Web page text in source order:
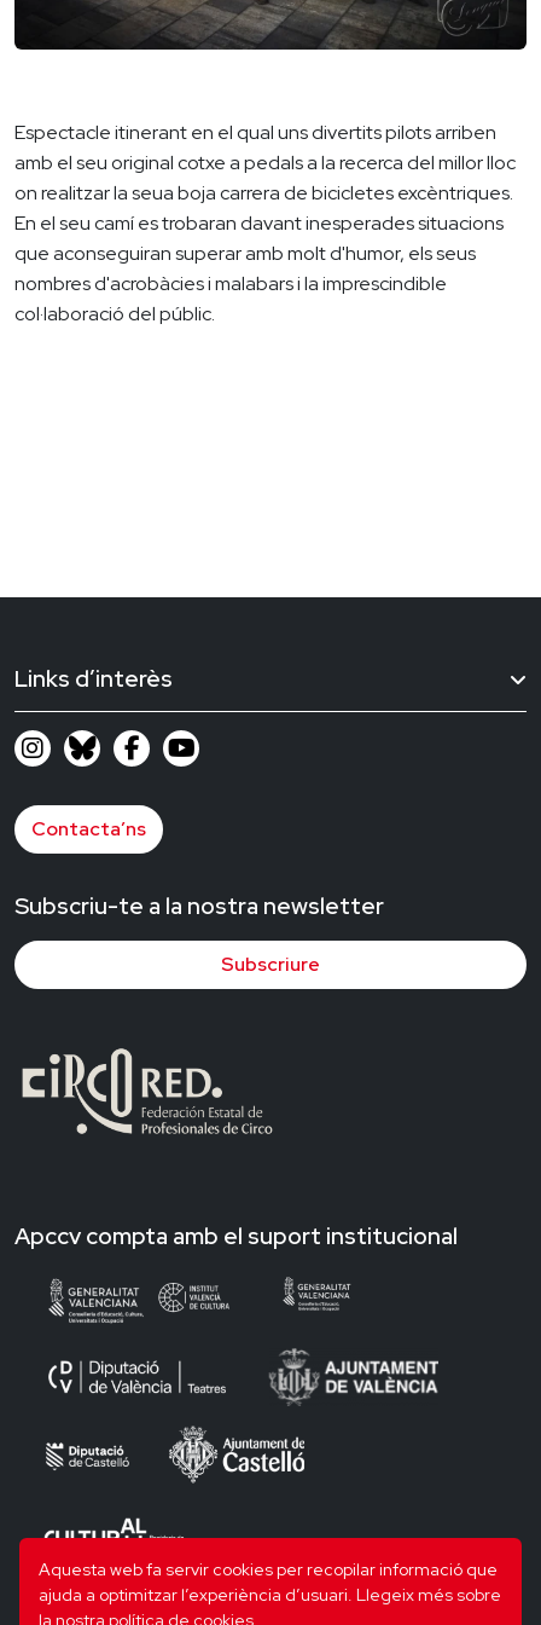
Aquesta web fa servir cookies per recopilar informació que
ajuda a optimitzar l’experiència d’usuari. Llegeix més sobre
la nostra política de cookies
Espectacle itinerant en el qual uns divertits pilots arriben
amb el seu original cotxe a pedals a la recerca del millor lloc
on realitzar la seua boja carrera de bicicletes excèntriques.
En el seu camí es trobaran davant inesperades situacions
que aconseguiran superar amb molt d'humor, els seus
nombres d'acrobàcies i malabars i la imprescindible
col·laboració del públic.
Links d’interès
Contacta’ns
Subscriu-te a la nostra newsletter
Subscriure
Apccv compta amb el suport institucional